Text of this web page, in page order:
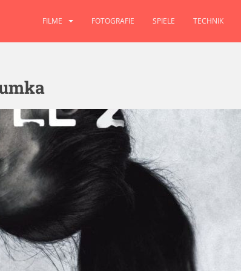
FILME FOTOGRAFIE SPIELE TECHNIK